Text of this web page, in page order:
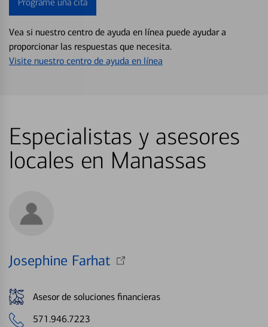
Programe una cita
Vea si nuestro centro de ayuda en línea puede ayudar a
proporcionar las respuestas que necesita.
Visite nuestro centro de ayuda en línea
Especialistas y asesores
locales en Manassas
Josephine Farhat
Asesor de soluciones financieras
571.946.7223